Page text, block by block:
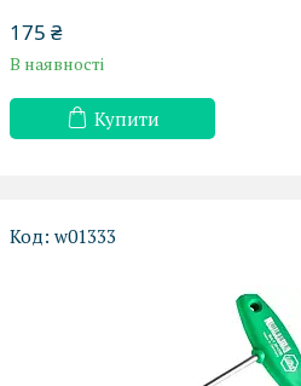
175 ₴
В наявності
Купити
w01333